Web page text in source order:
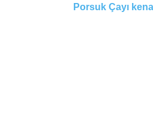
Porsuk Çayı